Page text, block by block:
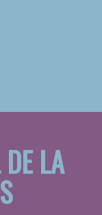
LA